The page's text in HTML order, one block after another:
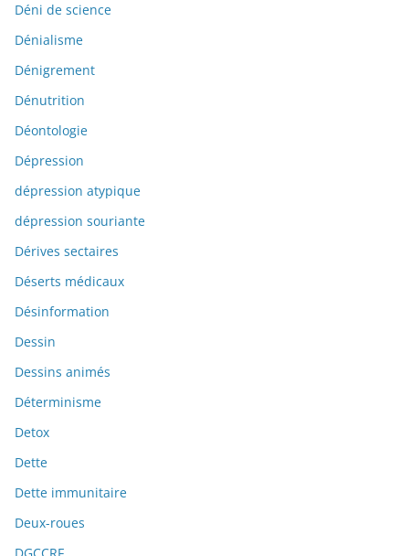
Déni de science
Dénialisme
Dénigrement
Dénutrition
Déontologie
Dépression
dépression atypique
dépression souriante
Dérives sectaires
Déserts médicaux
Désinformation
Dessin
Dessins animés
Déterminisme
Detox
Dette
Dette immunitaire
Deux-roues